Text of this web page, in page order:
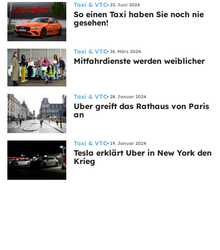
Taxi & VTC 23. Juni 2024
So einen Taxi haben Sie noch nie
gesehen!
Taxi & VTC 26. März 2024
Mitfahrdienste werden weiblicher
Taxi & VTC 28. Januar 2024
Uber greift das Rathaus von Paris
an
Taxi & VTC 19. Januar 2024
Tesla erklärt Uber in New York den
Krieg